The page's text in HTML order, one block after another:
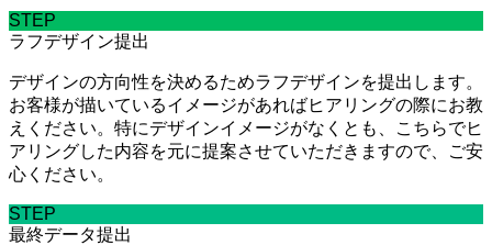
STEP
ラフデザイン提出
デザインの方向性を決めるためラフデザインを提出します。
お客様が描いているイメージがあればヒアリングの際にお教
えください。特にデザインイメージがなくとも、こちらでヒ
アリングした内容を元に提案させていただきますので、ご安
心ください。
STEP
最終データ提出